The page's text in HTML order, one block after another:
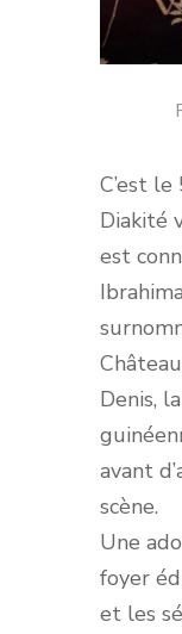
C’est
Diakité
est
Denis,
avant
scène.
Une
foyer
et les